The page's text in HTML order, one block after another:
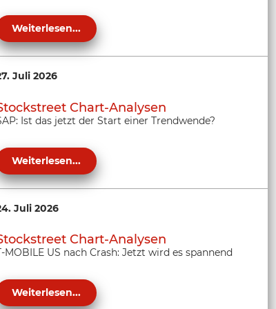
Weiterlesen...
Juli 2026
Chart-Analysen
Ist das jetzt der Start einer Trendwende?
Weiterlesen...
Juli 2026
Chart-Analysen
MOBILE US nach Crash: Jetzt wird es spannend
Weiterlesen...